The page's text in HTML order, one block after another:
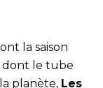
la saison
dont le tube
planète, Les